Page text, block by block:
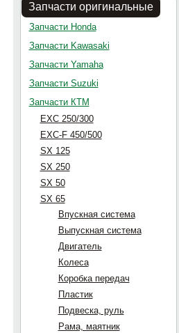
Запчасти оригинальные
Запчасти Honda
Запчасти Kawasaki
Запчасти Yamaha
Запчасти Suzuki
Запчасти КТМ
EXC 250/300
EXC-F 450/500
SX 125
SX 250
SX 50
SX 65
Впускная система
Выпускная система
Двигатель
Колеса
Коробка передач
Пластик
Подвеска, руль
Рама, маятник